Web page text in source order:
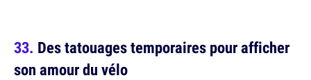
Des tatouages temporaires pour afficher
son amour du vélo